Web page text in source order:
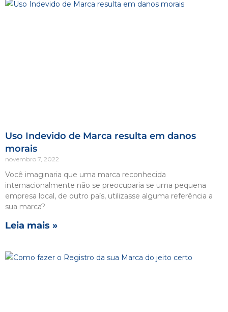
Uso Indevido de Marca resulta em danos
morais
novembro 7, 2022
Você imaginaria que uma marca reconhecida
internacionalmente não se preocuparia se uma pequena
empresa local, de outro país, utilizasse alguma referência a
sua marca?
Leia mais »